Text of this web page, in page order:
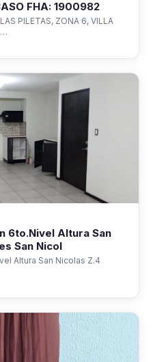
FHA: 1900982
PILETAS, ZONA 6, VILLA
6to.Nivel Altura San
San Nicol
Altura San Nicolas Z.4